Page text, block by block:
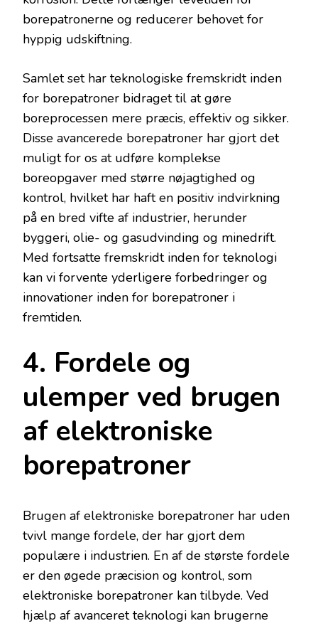
borepatronerne og reducerer behovet for
hyppig udskiftning.
Samlet set har teknologiske fremskridt inden
for borepatroner bidraget til at gøre
boreprocessen mere præcis, effektiv og sikker.
Disse avancerede borepatroner har gjort det
muligt for os at udføre komplekse
boreopgaver med større nøjagtighed og
kontrol, hvilket har haft en positiv indvirkning
på en bred vifte af industrier, herunder
byggeri, olie- og gasudvinding og minedrift.
Med fortsatte fremskridt inden for teknologi
kan vi forvente yderligere forbedringer og
innovationer inden for borepatroner i
fremtiden.
4. Fordele og
ulemper ved brugen
af elektroniske
borepatroner
Brugen af elektroniske borepatroner har uden
tvivl mange fordele, der har gjort dem
populære i industrien. En af de største fordele
er den øgede præcision og kontrol, som
elektroniske borepatroner kan tilbyde. Ved
hjælp af avanceret teknologi kan brugerne